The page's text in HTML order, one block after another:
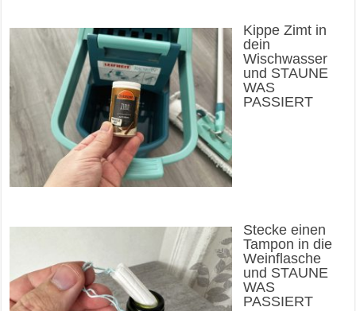
Kippe Zimt in
dein
Wischwasser
und STAUNE
WAS
PASSIERT
Stecke einen
Tampon in die
Weinflasche
und STAUNE
WAS
PASSIERT